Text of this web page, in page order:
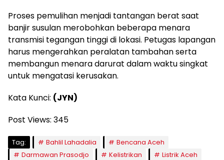
Proses pemulihan menjadi tantangan berat saat
banjir susulan merobohkan beberapa menara
transmisi tegangan tinggi di lokasi. Petugas lapangan
harus mengerahkan peralatan tambahan serta
membangun menara darurat dalam waktu singkat
untuk mengatasi kerusakan.
Kata Kunci: (JYN)
Post Views: 345
Tag: Bahlil Lahadalia
Bencana Aceh
Darmawan Prasodjo
Kelistrikan
Listrik Aceh